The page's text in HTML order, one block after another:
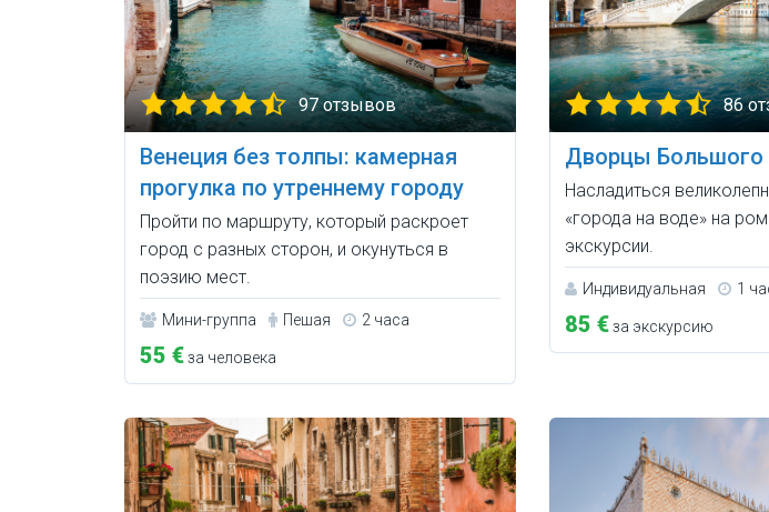
97 отзывов
Венеция без толпы: камерная
прогулка по утреннему городу
Пройти по маршруту, который раскроет
город с разных сторон, и окунуться в
поэзию мест.
Мини-группа Пешая 2 часа
55 €за человека
86
Дворцы Большого
Насладиться
«города на воде» на
экскурсии.
Индивидуальная 1
85 €за экскурсию